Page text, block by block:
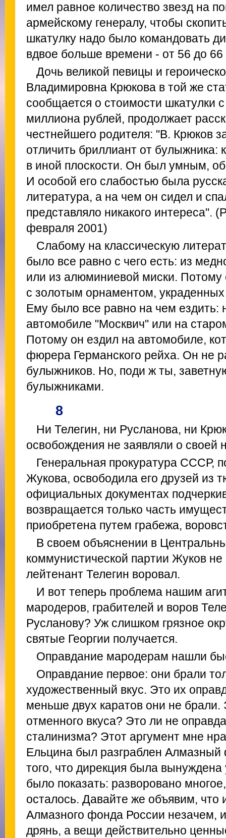
имел равное количество звезд на
армейскому генералу, чтобы
шкатулку надо было командовать
вдвое больше времени - от 56 до 66
Дочь великой певицы и
Владимировна Крюкова в той же
сообщается о стоимости шкатулки
миллиона рублей, продолжает
честнейшего родителя: "В. Крюков
отличить бриллиант от булыжника:
в иной плоскости. Он был умным,
И особой его слабостью была
литература, а на чем он сидел и
представляло никакого интереса".
февраля 2001)
Слабому на классическую
было все равно с чего есть: из
или из алюминиевой миски.
с золотым орнаментом,
Ему было все равно на чем ездить:
автомобиле "Москвич" или на
Потому он ездил на автомобиле,
фюрера Германского рейха. Он не
булыжников. Но, поди ж ты,
булыжниками.
8
Ни Телегин, ни Русланова, ни
освобождения не заявляли о своей
Генеральная прокуратура СССР,
Жукова, освободила его друзей из
официальных документах
возвращается только часть
приобретена путем грабежа,
В своем объяснении в
коммунистической партии Жуков не
лейтенант Телегин воровал.
И вот теперь проблема нашим
мародеров, грабителей и воров
Русланову? Уж слишком грязное
святые Георгии получается.
Оправдание мародерам нашли
Оправдание первое: они брали
художественный вкус. Это их
меньше двух каратов они не брали.
отменного вкуса? Это ли не
сталинизма? Этот аргумент мне
Ельцина был разграблен
того, что дирекция была вынуждена
было показать: разворовано
осталось. Давайте же объявим, что
Алмазного фонда России незачем,
дрянь, а вещи действительно